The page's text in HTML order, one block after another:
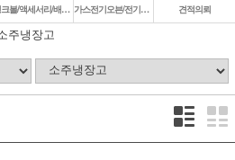
싱크볼/액세서리/배수구 가스전기오븐/전기렌지쿡탑/렌지후드
견적의뢰
주냉장고